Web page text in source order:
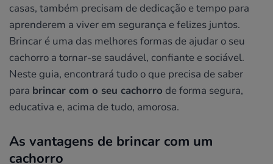
casas, também precisam de dedicação e tempo para
aprenderem a viver em segurança e felizes juntos.
Brincar é uma das melhores formas de ajudar o seu
cachorro a tornar-se saudável, confiante e sociável.
Neste guia, encontrará tudo o que precisa de saber
para brincar com o seu cachorro de forma segura,
educativa e, acima de tudo, amorosa.
As vantagens de brincar com um
cachorro